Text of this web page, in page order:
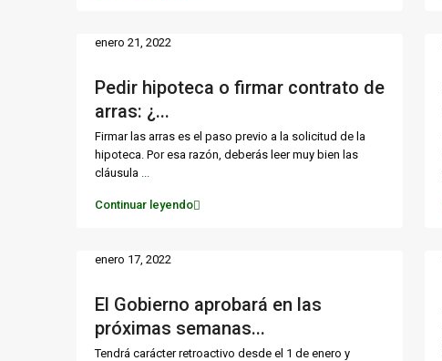
Pedir hipoteca o firmar contrato de
arras: ¿...
enero 21, 2022
Firmar las arras es el paso previo a la solicitud de la
hipoteca. Por esa razón, deberás leer muy bien las
cláusula ...
Continuar leyendo
El Gobierno aprobará en las
próximas semanas...
enero 17, 2022
Tendrá carácter retroactivo desde el 1 de enero y